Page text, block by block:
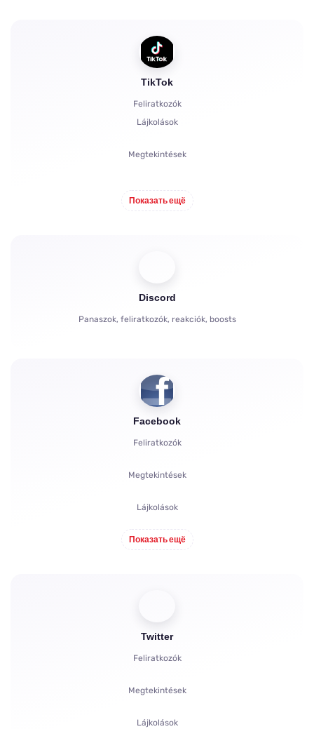
Nézők
TikTok
Feliratkozók
Lájkolások
Megtekintések
Показать ещё
Discord
Panaszok, feliratkozók, reakciók, boosts
Facebook
Feliratkozók
Megtekintések
Lájkolások
Nézők
Megosztások
Показать ещё
Twitter
Feliratkozók
Megtekintések
Lájkolások